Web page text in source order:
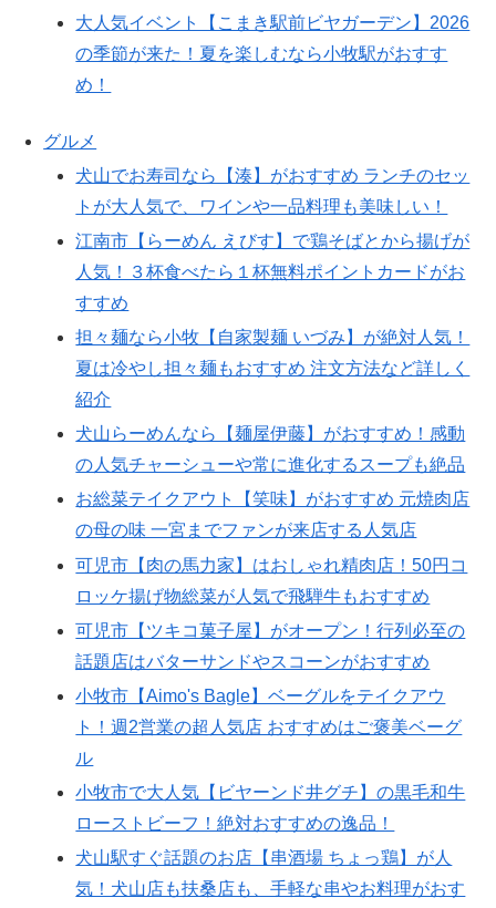
大人気イベント【こまき駅前ビヤガーデン】2026
の季節が来た！夏を楽しむなら小牧駅がおすす
め！
グルメ
犬山でお寿司なら【湊】がおすすめ ランチのセッ
トが大人気で、ワインや一品料理も美味しい！
江南市【らーめん えびす】で鶏そばとから揚げが
人気！３杯食べたら１杯無料ポイントカードがお
すすめ
担々麺なら小牧【自家製麺 いづみ】が絶対人気！
夏は冷やし担々麺もおすすめ 注文方法など詳しく
紹介
犬山らーめんなら【麺屋伊藤】がおすすめ！感動
の人気チャーシューや常に進化するスープも絶品
お総菜テイクアウト【笑味】がおすすめ 元焼肉店
の母の味 一宮までファンが来店する人気店
可児市【肉の馬力家】はおしゃれ精肉店！50円コ
ロッケ揚げ物総菜が人気で飛騨牛もおすすめ
可児市【ツキコ菓子屋】がオープン！行列必至の
話題店はバターサンドやスコーンがおすすめ
小牧市【Aimo's Bagle】ベーグルをテイクアウ
ト！週2営業の超人気店 おすすめはご褒美ベーグ
ル
小牧市で大人気【ビヤーンド井グチ】の黒毛和牛
ローストビーフ！絶対おすすめの逸品！
犬山駅すぐ話題のお店【串酒場 ちょっ鶏】が人
気！犬山店も扶桑店も、手軽な串やお料理がおす